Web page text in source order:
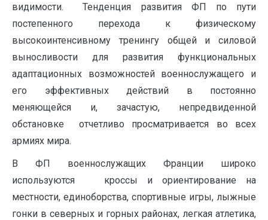
видимости. Тенденция развития ФП по пути
постепенного перехода к физическому
высокоинтенсивному тренингу общей и силовой
выносливости для развития функциональных
адаптационных возможностей военнослужащего и
его эффективных действий в постоянно
меняющейся и, зачастую, непредвиденной
обстановке отчетливо просматривается во всех
армиях мира.
В ФП военнослужащих Франции широко
используются кроссы и ориентирование на
местности, единоборства, спортивные игры, лыжные
гонки в северных и горных районах, легкая атлетика,